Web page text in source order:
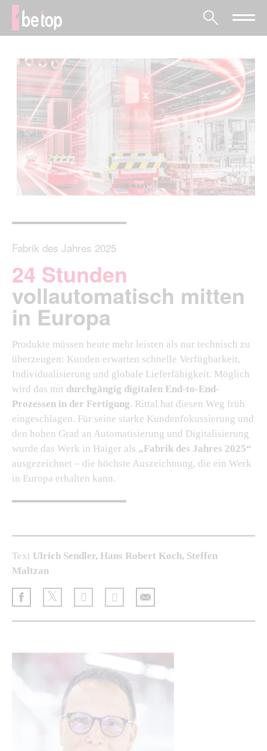
Fabrik des Jahres 2025
24 Stunden
vollautomatisch mitten
in Europa
Produkte müssen heute mehr leisten als nur technisch zu
überzeugen: Kunden erwarten schnelle Verfügbarkeit,
Individualisierung und globale Lieferfähigkeit. Möglich
wird das mit durchgängig digitalen End-to-End-
Prozessen in der Fertigung. Rittal hat diesen Weg früh
eingeschlagen. Für seine starke Kundenfokussierung und
den hohen Grad an Automatisierung und Digitalisierung
wurde das Werk in Haiger als „Fabrik des Jahres 2025“
ausgezeichnet – die höchste Auszeichnung, die ein Werk
in Europa erhalten kann.
Text Ulrich Sendler, Hans Robert Koch, Steffen
Maltzan